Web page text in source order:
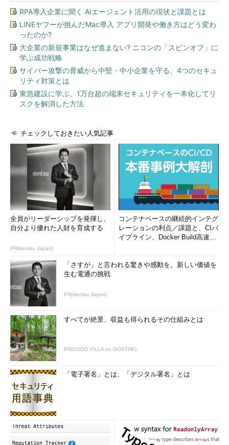
RPA導入企業に聞く AIエージェント活用の現状と課題とは
LINEヤフーが挑んだMac導入 アプリ開発や働き方はどう変わ
ったのか?
大企業の新規事業はなぜ進まない? ニコンの「スピンオフ」に
学ぶ成功戦略
サイバー攻撃の脅威から中堅・中小企業を守る、4つのセキュ
リティ対策とは
東急建設に学ぶ、1万台超の端末セキュリティを一本化してリ
スクを解消した方法
チェックしておきたい人気記事
全員がリーダーシップを発揮し、
自分より優れた人財を育成する
PR(dentsu Japan)
コンテナベースの継続的インテグ
レーションの利点／課題と、CIパ
イプライン、Docker Build高速化
「さすが」と言われる驚きや感動を。新しい価値を
生む電通の挑戦
PR(dentsu Japan)
すべてが絶景、収益も得られるその仕組みとは
PR(COCO VILLA on GOETHE)
「電子署名」とは、「デジタル署名」とは